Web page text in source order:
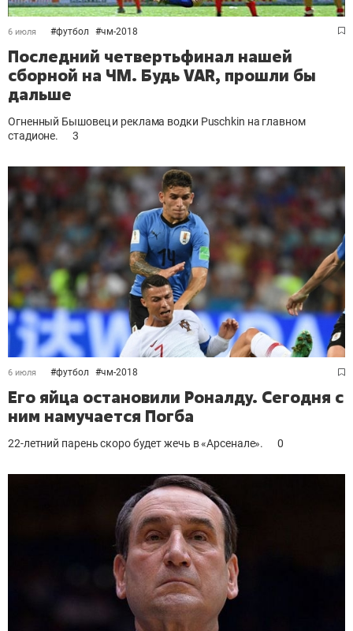
6 июля #футбол #чм-2018
Последний четвертьфинал нашей
сборной на ЧМ. Будь VAR, прошли бы
дальше
Огненный Бышовец и реклама водки Puschkin на главном
стадионе.
3
6 июля #футбол #чм-2018
Его яйца остановили Роналду. Сегодня с
ним намучается Погба
22-летний парень скоро будет жечь в «Арсенале». 0